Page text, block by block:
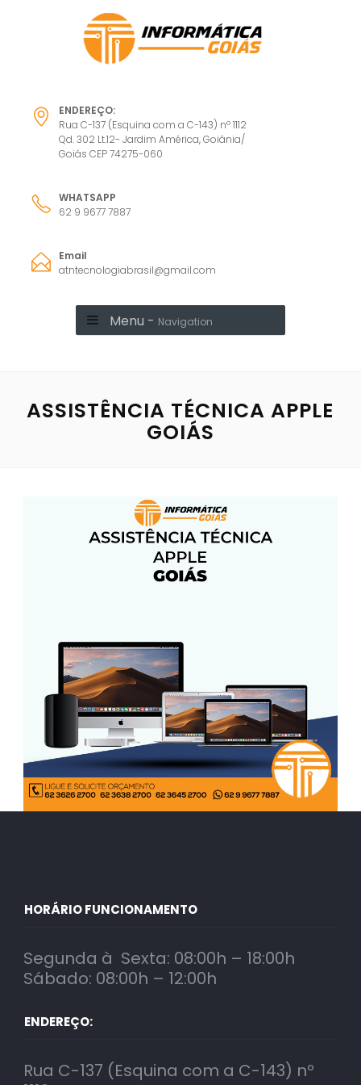
ENDEREÇO:
Rua C-137 (Esquina com a C-143) nº 1112
Qd. 302 Lt.12- Jardim América, Goiânia/
Goiás CEP 74275-060
WHATSAPP
62 9 9677 7887
Email
atntecnologiabrasil@gmail.com
Menu - Navigation
ASSISTÊNCIA TÉCNICA APPLE
GOIÁS
HORÁRIO FUNCIONAMENTO
Segunda à Sexta: 08:00h – 18:00h
Sábado: 08:00h – 12:00h
ENDEREÇO:
Rua C-137 (Esquina com a C-143) nº